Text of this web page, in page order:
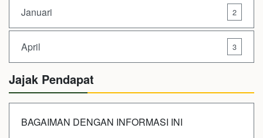
Januari 2
April 3
Jajak Pendapat
BAGAIMAN DENGAN INFORMASI INI